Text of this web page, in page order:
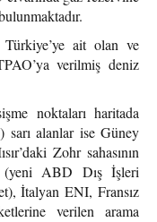
Türkiye’ye ait olan ve
verilmiş deniz
noktaları haritada
sarı alanlar ise Güney
Zohr sahasının
ABD Dış İşleri
İtalyan ENI, Fransız
verilen arama